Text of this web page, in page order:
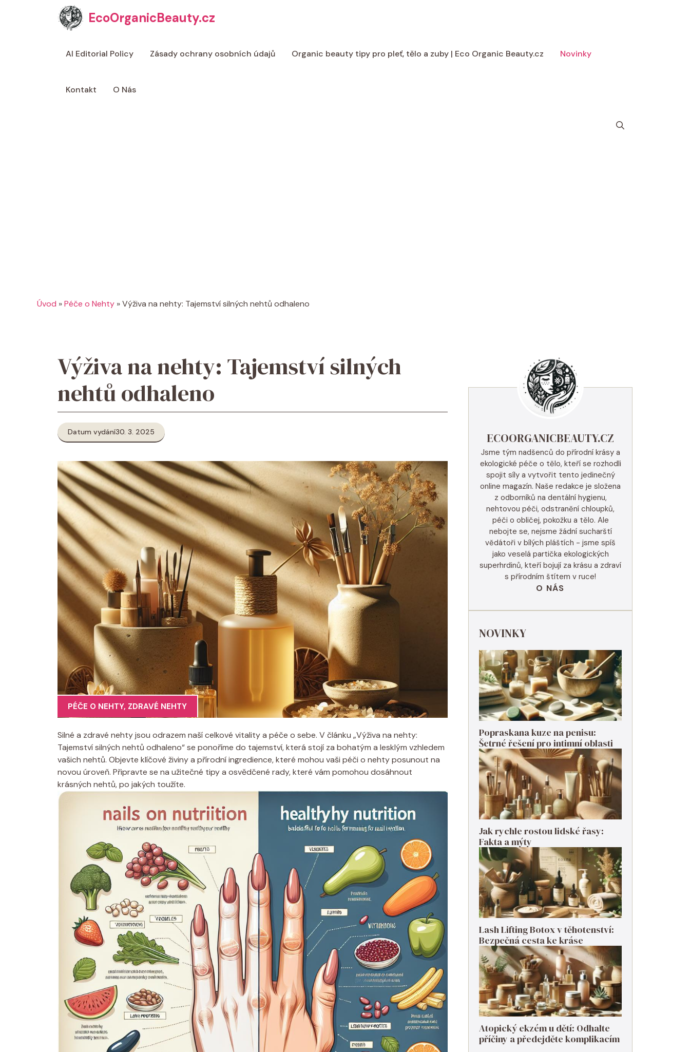
EcoOrganicBeauty.cz
AI Editorial Policy Zásady ochrany osobních údajů Organic beauty tipy pro pleť, tělo a zuby | Eco Organic Beauty.cz Novinky
Kontakt O Nás
Úvod »Péče o Nehty »Výživa na nehty: Tajemství silných nehtů odhaleno
Výživa na nehty: Tajemství silných
nehtů odhaleno
Datum vydání30. 3. 2025
PÉČE O NEHTY, ZDRAVÉ NEHTY
Silné a zdravé nehty jsou odrazem naší celkové vitality a péče o sebe. V článku „Výživa na nehty:
Tajemství silných nehtů odhaleno“ se ponoříme do tajemství, která stojí za bohatým a lesklým vzhledem
vašich nehtů. Objevte klíčové živiny a přírodní ingredience, které mohou vaši péči o nehty posunout na
novou úroveň. Připravte se na užitečné tipy a osvědčené rady, které vám pomohou dosáhnout
krásných nehtů, po jakých toužíte.
ECOORGANICBEAUTY.CZ
Jsme tým nadšenců do přírodní krásy a
ekologické péče o tělo, kteří se rozhodli
spojit síly a vytvořit tento jedinečný
online magazín. Naše redakce je složena
z odborníků na dentální hygienu,
nehtovou péči, odstranění chloupků,
péči o obličej, pokožku a tělo. Ale
nebojte se, nejsme žádní sucharští
vědátoři v bílých pláštích - jsme spíš
jako veselá partička ekologických
superhrdinů, kteří bojují za krásu a zdraví
s přírodním štítem v ruce!
O NÁS
NOVINKY
Popraskana kuze na penisu:
Šetrné řešení pro intimní oblasti
Jak rychle rostou lidské řasy:
Fakta a mýty
Lash Lifting Botox v těhotenství:
Bezpečná cesta ke kráse
Atopický ekzém u dětí: Odhalte
příčiny a předejděte komplikacím